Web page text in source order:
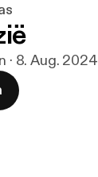
· 8. Aug. 2024